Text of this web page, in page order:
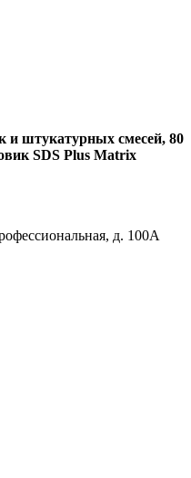
и штукатурных смесей, 80
SDS Plus Matrix
д. 100А